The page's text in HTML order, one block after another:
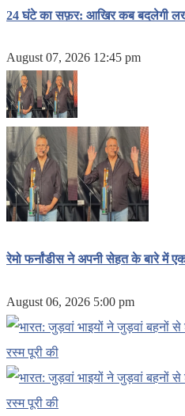
24 घंटे का सफ़र: आखिर कब बदलेगी
August 07, 2026 12:45 pm
रेमो फर्नांडीस ने अपनी सेहत के बारे में
August 06, 2026 5:00 pm